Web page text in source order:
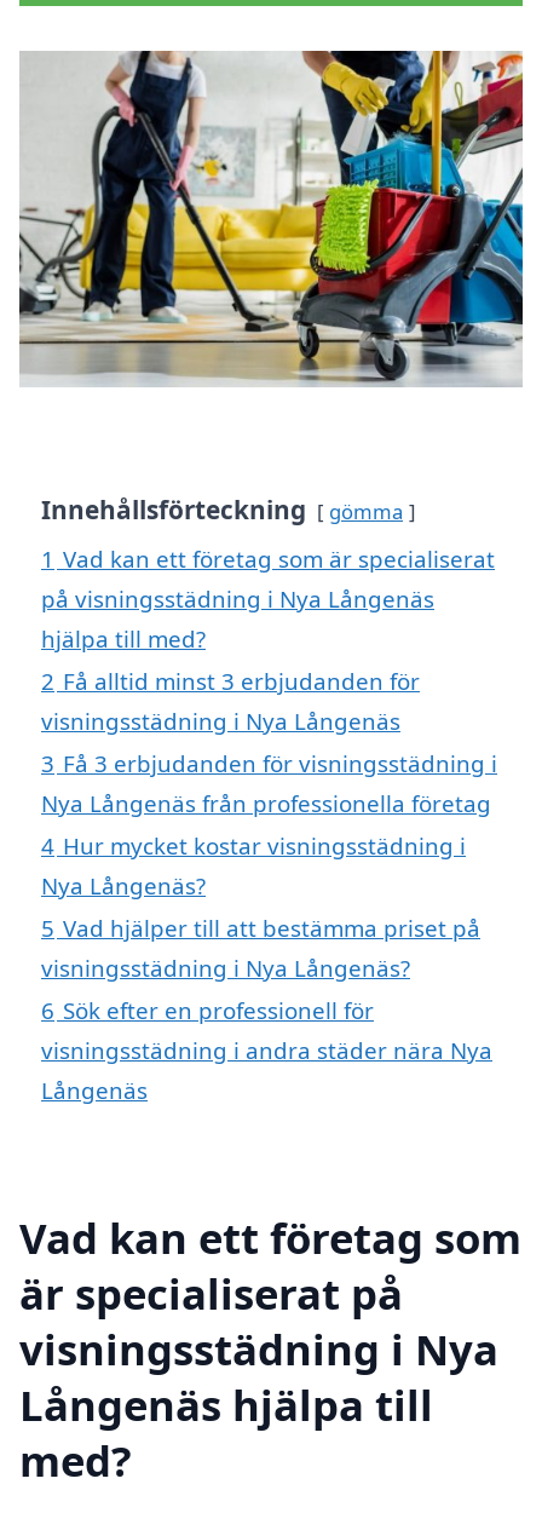
Innehållsförteckning gömma
1 Vad kan ett företag som är specialiserat
på visningsstädning i Nya Långenäs
hjälpa till med?
2 Få alltid minst 3 erbjudanden för
visningsstädning i Nya Långenäs
3 Få 3 erbjudanden för visningsstädning i
Nya Långenäs från professionella företag
4 Hur mycket kostar visningsstädning i
Nya Långenäs?
5 Vad hjälper till att bestämma priset på
visningsstädning i Nya Långenäs?
6 Sök efter en professionell för
visningsstädning i andra städer nära Nya
Långenäs
Vad kan ett företag som
är specialiserat på
visningsstädning i Nya
Långenäs hjälpa till
med?